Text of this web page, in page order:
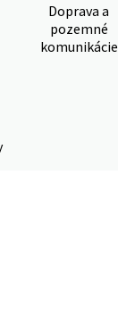
Doprava a
pozemné
komunikácie